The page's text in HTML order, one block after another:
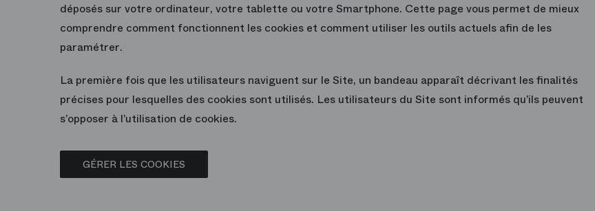
déposés sur votre ordinateur, votre tablette ou votre Smartphone. Cette page vous permet de mieux
comprendre comment fonctionnent les cookies et comment utiliser les outils actuels afin de les
paramétrer.
La première fois que les utilisateurs naviguent sur le Site, un bandeau apparaît décrivant les finalités
précises pour lesquelles des cookies sont utilisés. Les utilisateurs du Site sont informés qu’ils peuvent
s’opposer à l’utilisation de cookies.
GÉRER LES COOKIES